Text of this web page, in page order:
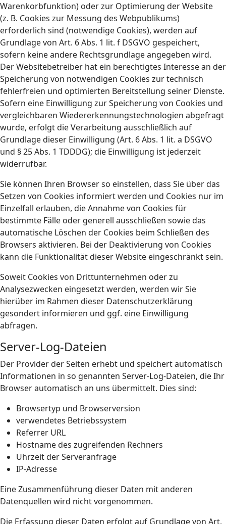
Warenkorbfunktion) oder zur Optimierung der Website
(z. B. Cookies zur Messung des Webpublikums)
erforderlich sind (notwendige Cookies), werden auf
Grundlage von Art. 6 Abs. 1 lit. f DSGVO gespeichert,
sofern keine andere Rechtsgrundlage angegeben wird.
Der Websitebetreiber hat ein berechtigtes Interesse an der
Speicherung von notwendigen Cookies zur technisch
fehlerfreien und optimierten Bereitstellung seiner Dienste.
Sofern eine Einwilligung zur Speicherung von Cookies und
vergleichbaren Wiedererkennungstechnologien abgefragt
wurde, erfolgt die Verarbeitung ausschließlich auf
Grundlage dieser Einwilligung (Art. 6 Abs. 1 lit. a DSGVO
und § 25 Abs. 1 TDDDG); die Einwilligung ist jederzeit
widerrufbar.
Sie können Ihren Browser so einstellen, dass Sie über das
Setzen von Cookies informiert werden und Cookies nur im
Einzelfall erlauben, die Annahme von Cookies für
bestimmte Fälle oder generell ausschließen sowie das
automatische Löschen der Cookies beim Schließen des
Browsers aktivieren. Bei der Deaktivierung von Cookies
kann die Funktionalität dieser Website eingeschränkt sein.
Soweit Cookies von Drittunternehmen oder zu
Analysezwecken eingesetzt werden, werden wir Sie
hierüber im Rahmen dieser Datenschutzerklärung
gesondert informieren und ggf. eine Einwilligung
abfragen.
Server-Log-Dateien
Der Provider der Seiten erhebt und speichert automatisch
Informationen in so genannten Server-Log-Dateien, die Ihr
Browser automatisch an uns übermittelt. Dies sind:
Browsertyp und Browserversion
verwendetes Betriebssystem
Referrer URL
Hostname des zugreifenden Rechners
Uhrzeit der Serveranfrage
IP-Adresse
Eine Zusammenführung dieser Daten mit anderen
Datenquellen wird nicht vorgenommen.
Die Erfassung dieser Daten erfolgt auf Grundlage von Art.